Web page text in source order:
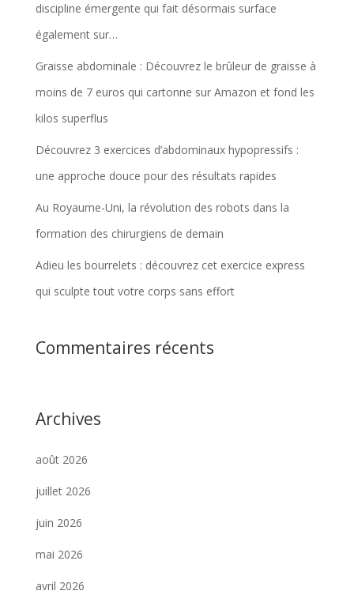
discipline émergente qui fait désormais surface
également sur…
Graisse abdominale : Découvrez le brûleur de graisse à
moins de 7 euros qui cartonne sur Amazon et fond les
kilos superflus
Découvrez 3 exercices d’abdominaux hypopressifs :
une approche douce pour des résultats rapides
Au Royaume-Uni, la révolution des robots dans la
formation des chirurgiens de demain
Adieu les bourrelets : découvrez cet exercice express
qui sculpte tout votre corps sans effort
Commentaires récents
Archives
août 2026
juillet 2026
juin 2026
mai 2026
avril 2026